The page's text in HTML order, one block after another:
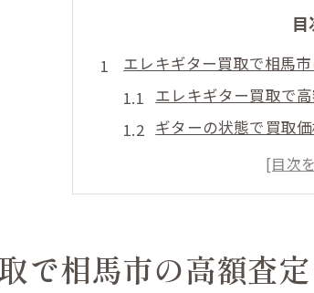
目
エレキギター買取で相馬
エレキギター買取で
ギターの状態で買取
買取業者選びで失敗
回収サービス活用で
楽器回収を安心して進め
楽器回収サービス利
で相馬市の高額査